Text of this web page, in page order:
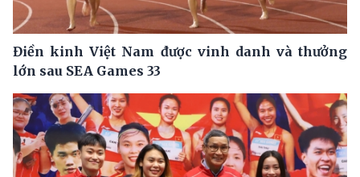
Điền kinh Việt Nam được vinh danh và thưởng
lớn sau SEA Games 33